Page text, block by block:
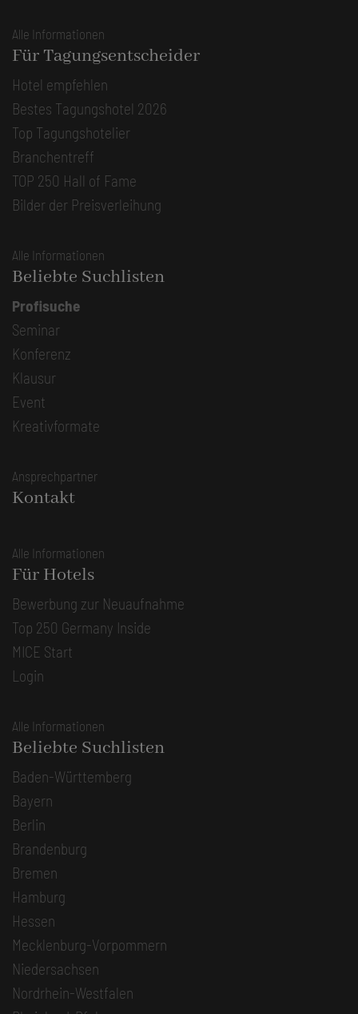
Alle Informationen
Für Tagungsentscheider
Hotel empfehlen
Bestes Tagungshotel 2026
Top Tagungshotelier
Branchentreff
TOP 250 Hall of Fame
Bilder der Preisverleihung
Alle Informationen
Beliebte Suchlisten
Profisuche
Seminar
Konferenz
Klausur
Event
Kreativformate
Ansprechpartner
Kontakt
Alle Informationen
Für Hotels
Bewerbung zur Neuaufnahme
Top 250 Germany Inside
MICE Start
Login
Alle Informationen
Beliebte Suchlisten
Baden-Württemberg
Bayern
Berlin
Brandenburg
Bremen
Hamburg
Hessen
Mecklenburg-Vorpommern
Niedersachsen
Nordrhein-Westfalen